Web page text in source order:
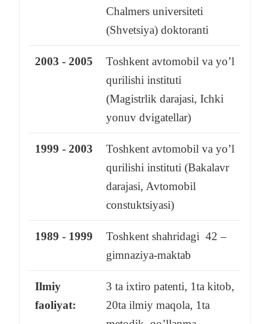
Chalmers universiteti
(Shvetsiya) doktoranti
2003 - 2005
Toshkent avtomobil va yo’l
qurilishi instituti
(Magistrlik darajasi, Ichki
yonuv dvigatellar)
1999 - 2003
Toshkent avtomobil va yo’l
qurilishi instituti (Bakalavr
darajasi, Avtomobil
constuktsiyasi)
1989 - 1999
Toshkent shahridagi 42 –
gimnaziya-maktab
Ilmiy
faoliyat:
3 ta ixtiro patenti, 1ta kitob,
20ta ilmiy maqola, 1ta